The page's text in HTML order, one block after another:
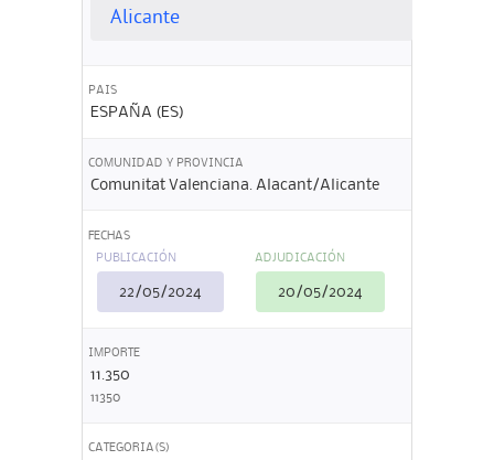
Alicante
PAIS
ESPAÑA (ES)
COMUNIDAD Y PROVINCIA
Comunitat Valenciana. Alacant/Alicante
FECHAS
PUBLICACIÓN
22/05/2024
ADJUDICACIÓN
20/05/2024
IMPORTE
11.350
11350
CATEGORIA(S)